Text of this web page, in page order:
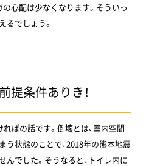
心配は少なくなります。そういっ
るでしょう。
提条件ありき！
ればの話です。倒壊とは、室内空間
う状態のことで、2018年の熊本地震
でした。そうなると、トイレ内に